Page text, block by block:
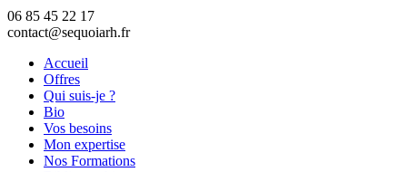
06 85 45 22 17
contact@sequoiarh.fr
Accueil
Offres
Qui suis-je ?
Bio
Vos besoins
Mon expertise
Nos Formations